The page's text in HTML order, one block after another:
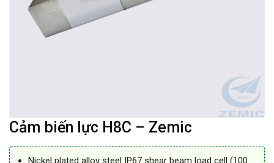
Cảm biến lực H8C – Zemic
Nickel plated alloy steel IP67 shear beam load cell (100